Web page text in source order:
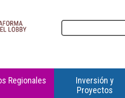
Regionales
Inversión y
Proyectos